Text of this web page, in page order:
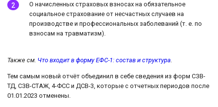
О начисленных страховых взносах на обязательное
социальное страхование от несчастных случаев на
производстве и профессиональных заболеваний (т. е. по
взносам на травматизм).
Также см. Что входит в форму ЕФС-1: состав и структура.
Тем самым новый отчёт объединил в себе сведения из форм СЗВ-
ТД, СЗВ-СТАЖ, 4-ФСС и ДСВ-3, которые с отчетных периодов после
01.01.2023 отменены.